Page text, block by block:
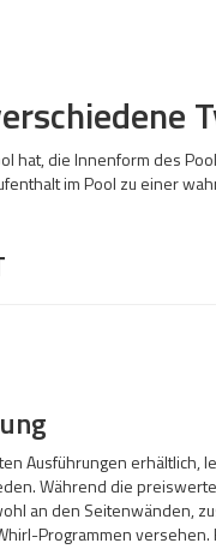
hat, die Innenform des
im Pool zu einer
Ausführungen erhältlich,
Während die
an den Seitenwänden,
Programmen